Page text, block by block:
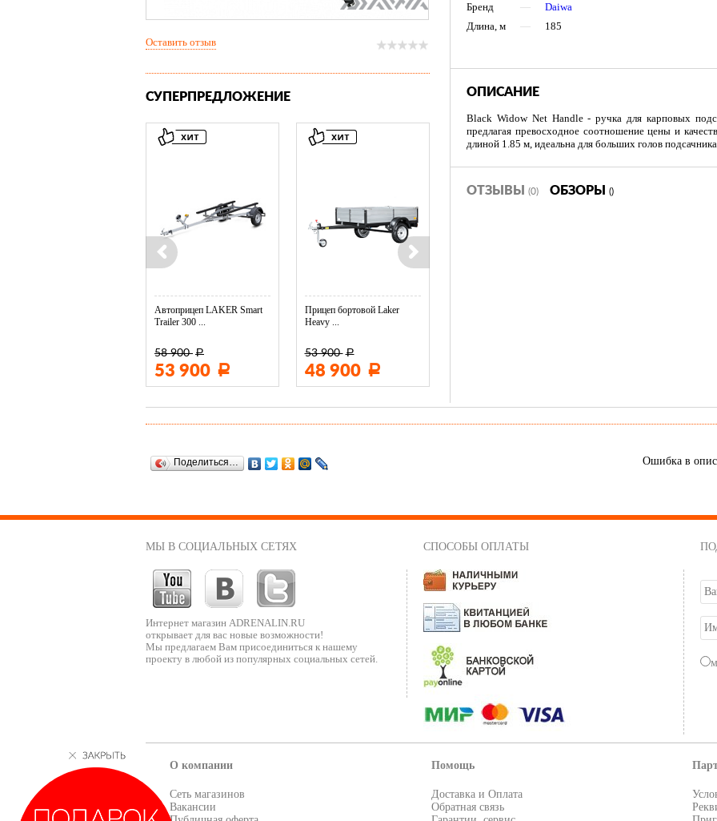
Бренд —
Daiwa
Длина, м
— 185
ОПИСАНИЕ
Black Widow Net Handle - ручка для карповых
предлагая превосходное соотношение цены и
длиной 1.85 м, идеальна для больших голов
ОТЗЫВЫ (0) ОБЗОРЫ ()
Оставить отзыв
СУПЕРПРЕДЛОЖЕНИЕ
Автоприцеп LAKER Smart
Trailer 300 ...
58 900 Р
53 900 Р
Прицеп бортовой Laker
Heavy ...
53 900 Р
48 900 Р
Ошибка в
Поделиться…
МЫ В СОЦИАЛЬНЫХ СЕТЯХ
Интернет магазин ADRENALIN.RU
открывает для вас новые возможности!
Мы предлагаем Вам присоединиться к нашему
проекту в любой из популярных социальных сетей.
СПОСОБЫ ОПЛАТЫ
О компании
Сеть магазинов
Вакансии
Помощь
Доставка и Оплата
Обратная связь